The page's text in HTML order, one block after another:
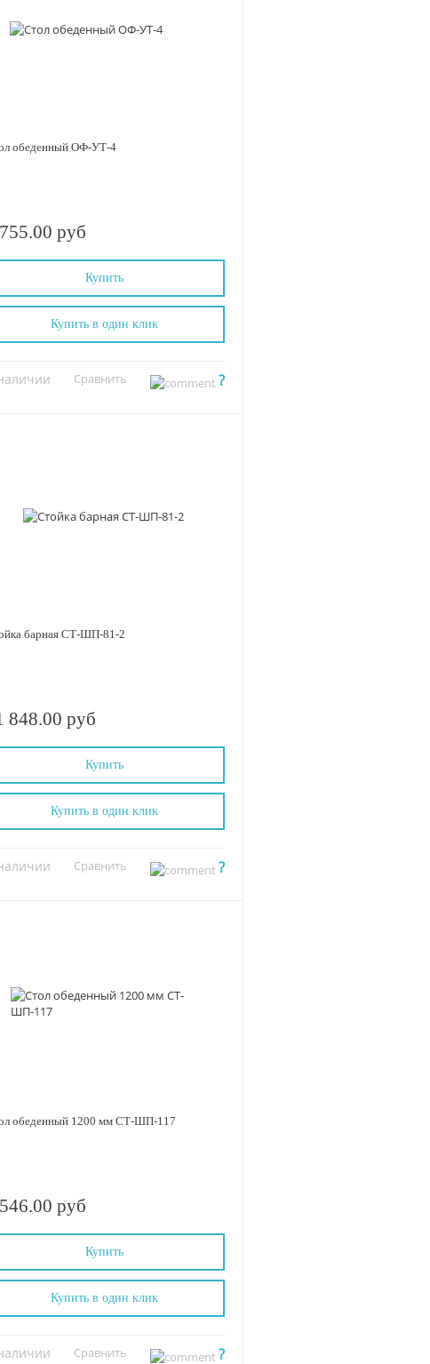
обеденный ОФ-УТ-4
руб
Купить
Сравнить ?
Купить в один клик
барная СТ-ШП-81-2
848.00 руб
Купить
Сравнить ?
Купить в один клик
обеденный 1200 мм СТ-ШП-117
руб
Купить
Сравнить ?
Купить в один клик